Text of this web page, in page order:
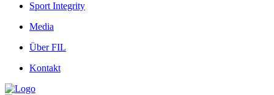
Sport Integrity
Media
Über FIL
Kontakt